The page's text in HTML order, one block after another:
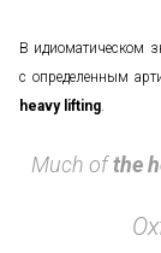
В идиоматическом
с определенным
heavy lifting
Much ofthe